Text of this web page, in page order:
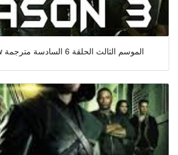
مسلسل Arrow الموسم الثالث الحلقة 6 السادسة مترجمة